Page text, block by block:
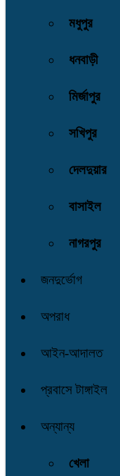
মধুপুর
ধনবাড়ী
মির্জাপুর
সখিপুর
দেলদুয়ার
বাসাইল
নাগরপুর
জনদুর্ভোগ
অপরাধ
আইন-আদালত
প্রবাসে টাঙ্গাইল
অন্যান্য
খেলা